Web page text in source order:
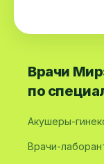
Врачи
по
Акушеры-
Врачи-